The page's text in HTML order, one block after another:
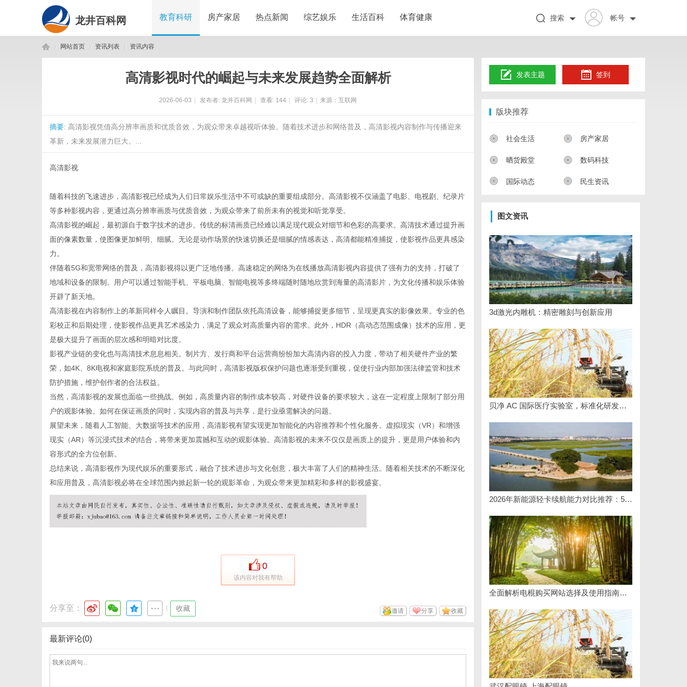
龙井百科网 教育科研 房产家居 热点新闻 综艺娱乐 生活百科 体育健康 帐号
搜索
网站首页 资讯列表 资讯内容
高清影视时代的崛起与未来发展趋势全面解析
2026-06-03 发布者: 龙井百科网 查看: 144 评论: 3 来源：互联网
摘要: 高清影视凭借高分辨率画质和优质音效，为观众带来卓越视听体验。随着技术进步和网络普及，高清影视内容制作与传播迎来
革新，未来发展潜力巨大。...
高清影视
随着科技的飞速进步，高清影视已经成为人们日常娱乐生活中不可或缺的重要组成部分。高清影视不仅涵盖了电影、电视剧、纪录片
等多种影视内容，更通过高分辨率画质与优质音效，为观众带来了前所未有的视觉和听觉享受。
高清影视的崛起，最初源自于数字技术的进步。传统的标清画质已经难以满足现代观众对细节和色彩的高要求。高清技术通过提升画
面的像素数量，使图像更加鲜明、细腻。无论是动作场景的快速切换还是细腻的情感表达，高清都能精准捕捉，使影视作品更具感染
力。
伴随着5G和宽带网络的普及，高清影视得以更广泛地传播。高速稳定的网络为在线播放高清影视内容提供了强有力的支持，打破了
地域和设备的限制。用户可以通过智能手机、平板电脑、智能电视等多终端随时随地欣赏到海量的高清影片，为文化传播和娱乐体验
开辟了新天地。
高清影视在内容制作上的革新同样令人瞩目。导演和制作团队依托高清设备，能够捕捉更多细节，呈现更真实的影像效果。专业的色
彩校正和后期处理，使影视作品更具艺术感染力，满足了观众对高质量内容的需求。此外，HDR（高动态范围成像）技术的应用，更
是极大提升了画面的层次感和明暗对比度。
影视产业链的变化也与高清技术息息相关。制片方、发行商和平台运营商纷纷加大高清内容的投入力度，带动了相关硬件产业的繁
荣，如4K、8K电视和家庭影院系统的普及。与此同时，高清影视版权保护问题也逐渐受到重视，促使行业内部加强法律监管和技术
防护措施，维护创作者的合法权益。
当然，高清影视的发展也面临一些挑战。例如，高质量内容的制作成本较高，对硬件设备的要求较大，这在一定程度上限制了部分用
户的观影体验。如何在保证画质的同时，实现内容的普及与共享，是行业亟需解决的问题。
展望未来，随着人工智能、大数据等技术的应用，高清影视有望实现更加智能化的内容推荐和个性化服务。虚拟现实（VR）和增强
现实（AR）等沉浸式技术的结合，将带来更加震撼和互动的观影体验。高清影视的未来不仅仅是画质上的提升，更是用户体验和内
容形式的全方位创新。
总结来说，高清影视作为现代娱乐的重要形式，融合了技术进步与文化创意，极大丰富了人们的精神生活。随着相关技术的不断深化
和应用普及，高清影视必将在全球范围内掀起新一轮的观影革命，为观众带来更加精彩和多样的影视盛宴。
0
该内容对我有帮助
分享至： 收藏 收藏
分享
邀请
最新评论(0)
发表主题 签到
版块推荐
社会生活 房产家居
晒货殿堂 数码科技
国际动态 民生资讯
图文资讯
3d激光内雕机：精密雕刻与创新应用
贝净 AC 国际医疗实验室，标准化研发体系全解析
2026年新能源轻卡续航能力对比推荐：5大主流平台三维解析
全面解析电棍购买网站选择及使用指南，保障安全与合法性